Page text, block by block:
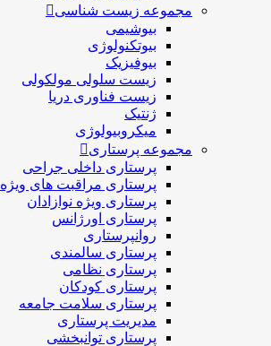
مجموعه زیست شناسی
بیوشیمی
بیوتکنولوژی
بیوفیزیک
زیست سلولی مولکولی
زیست فناوری دریا
ژنتیک
میکروبیولوژی
مجموعه پرستاری
پرستاری داخلی جراحی
پرستاری مراقبت های ويژه
پرستاری ويژه نوازادان
پرستاری اورژانس
روانپرستاری
پرستاری سالمندی
پرستاری نظامی
پرستاری کودکان
پرستاری سلامت جامعه
مدیریت پرستاری
پرستاری توانبخشی